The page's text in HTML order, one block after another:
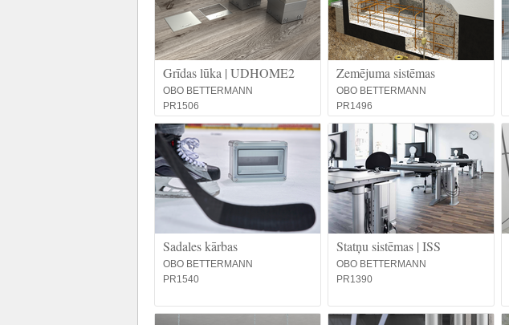
Grīdas lūka | UDHOME2
OBO BETTERMANN
PR1506
Zemējuma sistēmas
OBO BETTERMANN
PR1496
Sadales kārbas
OBO BETTERMANN
PR1540
Statņu sistēmas | ISS
OBO BETTERMANN
PR1390